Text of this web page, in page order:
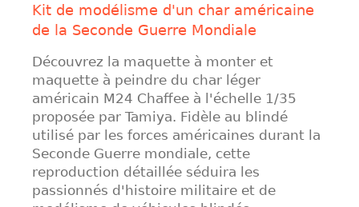
Kit de modélisme d'un char américaine
de la Seconde Guerre Mondiale
Découvrez la maquette à monter et
maquette à peindre du char léger
américain M24 Chaffee à l'échelle 1/35
proposée par Tamiya. Fidèle au blindé
utilisé par les forces américaines durant la
Seconde Guerre mondiale, cette
reproduction détaillée séduira les
passionnés d'histoire militaire et de